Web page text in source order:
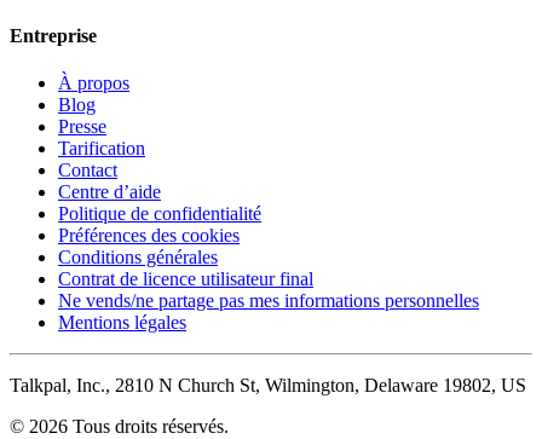
Entreprise
À propos
Blog
Presse
Tarification
Contact
Centre d’aide
Politique de confidentialité
Préférences des cookies
Conditions générales
Contrat de licence utilisateur final
Ne vends/ne partage pas mes informations personnelles
Mentions légales
Talkpal, Inc., 2810 N Church St, Wilmington, Delaware 19802, US
© 2026 Tous droits réservés.